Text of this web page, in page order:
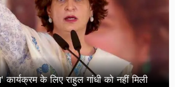
कार्यक्रम के लिए राहुल गांधी को नहीं मिली